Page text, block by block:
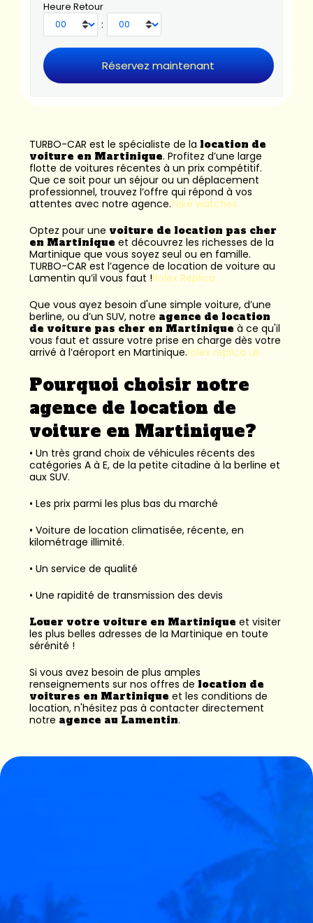
Heure Retour
:
TURBO-CAR est le spécialiste de la location de
voiture en Martinique. Profitez d’une large
flotte de voitures récentes à un prix compétitif.
Que ce soit pour un séjour ou un déplacement
professionnel, trouvez l’offre qui répond à vos
attentes avec notre agence.fake watches
Optez pour une voiture de location pas cher
en Martinique et découvrez les richesses de la
Martinique que vous soyez seul ou en famille.
TURBO-CAR est l’agence de location de voiture au
Lamentin qu’il vous faut !Rolex Replica
Que vous ayez besoin d'une simple voiture, d’une
berline, ou d’un SUV, notre agence de location
de voiture pas cher en Martinique à ce qu'il
vous faut et assure votre prise en charge dès votre
arrivé à l’aéroport en Martinique.rolex replica uk
Pourquoi choisir notre
agence de location de
voiture en Martinique?
• Un très grand choix de véhicules récents des
catégories A à E, de la petite citadine à la berline et
aux SUV.
• Les prix parmi les plus bas du marché
• Voiture de location climatisée, récente, en
kilométrage illimité.
• Un service de qualité
• Une rapidité de transmission des devis
Louer votre voiture en Martinique et visiter
les plus belles adresses de la Martinique en toute
sérénité !
Si vous avez besoin de plus amples
renseignements sur nos offres de location de
voitures en Martinique et les conditions de
location, n'hésitez pas à contacter directement
notre agence au Lamentin.